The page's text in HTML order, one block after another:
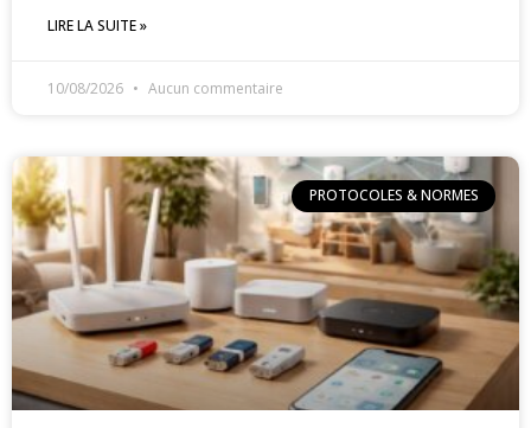
LIRE LA SUITE »
10/08/2026 Aucun commentaire
PROTOCOLES & NORMES